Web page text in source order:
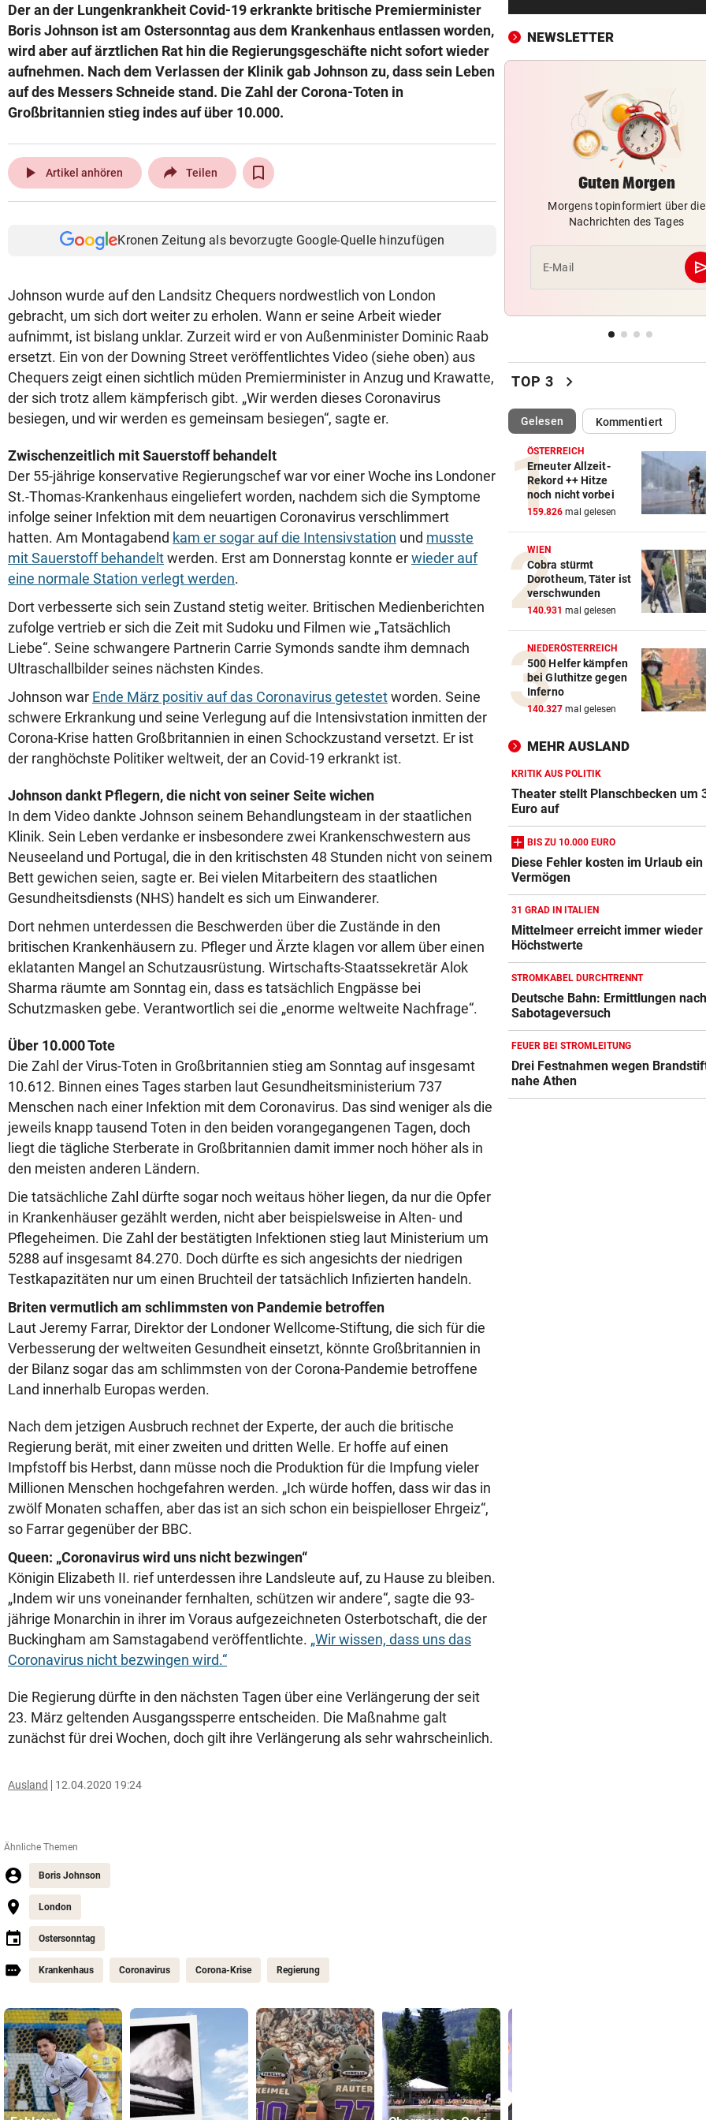
Der an der Lungenkrankheit Covid-19 erkrankte britische Premierminister
Boris Johnson ist am Ostersonntag aus dem Krankenhaus entlassen worden,
wird aber auf ärztlichen Rat hin die Regierungsgeschäfte nicht sofort wieder
aufnehmen. Nach dem Verlassen der Klinik gab Johnson zu, dass sein Leben
auf des Messers Schneide stand. Die Zahl der Corona-Toten in
Großbritannien stieg indes auf über 10.000.
play_arrow Artikel anhören Teilen
Kronen Zeitung als bevorzugte Google-Quelle hinzufügen
Johnson wurde auf den Landsitz Chequers nordwestlich von London
gebracht, um sich dort weiter zu erholen. Wann er seine Arbeit wieder
aufnimmt, ist bislang unklar. Zurzeit wird er von Außenminister Dominic Raab
ersetzt. Ein von der Downing Street veröffentlichtes Video (siehe oben) aus
Chequers zeigt einen sichtlich müden Premierminister in Anzug und Krawatte,
der sich trotz allem kämpferisch gibt. „Wir werden dieses Coronavirus
besiegen, und wir werden es gemeinsam besiegen“, sagte er.
Zwischenzeitlich mit Sauerstoff behandelt
Der 55-jährige konservative Regierungschef war vor einer Woche ins Londoner
St.-Thomas-Krankenhaus eingeliefert worden, nachdem sich die Symptome
infolge seiner Infektion mit dem neuartigen Coronavirus verschlimmert
hatten. Am Montagabend kam er sogar auf die Intensivstation und musste
mit Sauerstoff behandeltwerden. Erst am Donnerstag konnte erwieder auf
eine normale Station verlegt werden.
Dort verbesserte sich sein Zustand stetig weiter. Britischen Medienberichten
zufolge vertrieb er sich die Zeit mit Sudoku und Filmen wie „Tatsächlich
Liebe“. Seine schwangere Partnerin Carrie Symonds sandte ihm demnach
Ultraschallbilder seines nächsten Kindes.
Johnson war Ende März positiv auf das Coronavirus getestetworden. Seine
schwere Erkrankung und seine Verlegung auf die Intensivstation inmitten der
Corona-Krise hatten Großbritannien in einen Schockzustand versetzt. Er ist
der ranghöchste Politiker weltweit, der an Covid-19 erkrankt ist.
Johnson dankt Pflegern, die nicht von seiner Seite wichen
In dem Video dankte Johnson seinem Behandlungsteam in der staatlichen
Klinik. Sein Leben verdanke er insbesondere zwei Krankenschwestern aus
Neuseeland und Portugal, die in den kritischsten 48 Stunden nicht von seinem
Bett gewichen seien, sagte er. Bei vielen Mitarbeitern des staatlichen
Gesundheitsdiensts (NHS) handelt es sich um Einwanderer.
Dort nehmen unterdessen die Beschwerden über die Zustände in den
britischen Krankenhäusern zu. Pfleger und Ärzte klagen vor allem über einen
eklatanten Mangel an Schutzausrüstung. Wirtschafts-Staatssekretär Alok
Sharma räumte am Sonntag ein, dass es tatsächlich Engpässe bei
Schutzmasken gebe. Verantwortlich sei die „enorme weltweite Nachfrage“.
Über 10.000 Tote
Die Zahl der Virus-Toten in Großbritannien stieg am Sonntag auf insgesamt
10.612. Binnen eines Tages starben laut Gesundheitsministerium 737
Menschen nach einer Infektion mit dem Coronavirus. Das sind weniger als die
jeweils knapp tausend Toten in den beiden vorangegangenen Tagen, doch
liegt die tägliche Sterberate in Großbritannien damit immer noch höher als in
den meisten anderen Ländern.
Die tatsächliche Zahl dürfte sogar noch weitaus höher liegen, da nur die Opfer
in Krankenhäuser gezählt werden, nicht aber beispielsweise in Alten- und
Pflegeheimen. Die Zahl der bestätigten Infektionen stieg laut Ministerium um
5288 auf insgesamt 84.270. Doch dürfte es sich angesichts der niedrigen
Testkapazitäten nur um einen Bruchteil der tatsächlich Infizierten handeln.
Briten vermutlich am schlimmsten von Pandemie betroffen
Laut Jeremy Farrar, Direktor der Londoner Wellcome-Stiftung, die sich für die
Verbesserung der weltweiten Gesundheit einsetzt, könnte Großbritannien in
der Bilanz sogar das am schlimmsten von der Corona-Pandemie betroffene
Land innerhalb Europas werden.
Nach dem jetzigen Ausbruch rechnet der Experte, der auch die britische
Regierung berät, mit einer zweiten und dritten Welle. Er hoffe auf einen
Impfstoff bis Herbst, dann müsse noch die Produktion für die Impfung vieler
Millionen Menschen hochgefahren werden. „Ich würde hoffen, dass wir das in
zwölf Monaten schaffen, aber das ist an sich schon ein beispielloser Ehrgeiz“,
so Farrar gegenüber der BBC.
Queen: „Coronavirus wird uns nicht bezwingen“
Königin Elizabeth II. rief unterdessen ihre Landsleute auf, zu Hause zu bleiben.
„Indem wir uns voneinander fernhalten, schützen wir andere“, sagte die 93-
jährige Monarchin in ihrer im Voraus aufgezeichneten Osterbotschaft, die der
Buckingham am Samstagabend veröffentlichte. „Wir wissen, dass uns das
Coronavirus nicht bezwingen wird.“
Die Regierung dürfte in den nächsten Tagen über eine Verlängerung der seit
23. März geltenden Ausgangssperre entscheiden. Die Maßnahme galt
zunächst für drei Wochen, doch gilt ihre Verlängerung als sehr wahrscheinlich.
Ausland 12.04.2020 19:24
Ähnliche Themen
Boris Johnson
London
Ostersonntag
Krankenhaus Coronavirus Corona-Krise Regierung
Schutz vor Drohnen?
hat keinen Plan
LÄNDLE-KICKER SIEGEN vor
gegen WSG Tirol
KRITIK AUS POLITIK
Theater stellt
300.000 Euro auf
NACH WIEN AUF MYKONOS vor
Luxus am Meer! Sabalenka
gewährt private Einblicke
vor
misslicher Lage
Hochgefühle dank
eines Kult-Sponsors
LIEFERING VERLIERT
Enttäuschende Zweitliga-
Rückkehr nach Grödig
2. LIGA – 2. RUNDE vor
Fehlstart komplett! Nächste
für St. Pölten
WANDERER AUSGEFLOGEN vor
Wieder Muren nach
Dramatik im Valser Tal
IN GREENSBORO
Straka verpasst bei PGA-
den Cut vorzeitig
SCHRIEB WM-GESCHICHTE vor
Transfer-Clou
AUFREGUNG IM NETZ vor
Spider-Man im BMW-
Anwalt auf den Plan
TROTZ ENTSCHULDIGUNG vor
Sager wirkt nach: Mütter-
Aufstand gegen Kanzler
NEWSLETTER
Guten Morgen
Morgens topinformiert über die
Nachrichten des Tages
E-Mail
TOP 3 chevron_right
Gelesen(ausgewählt)Kommentiert
ÖSTERREICH
Erneuter Allzeit-
Rekord ++ Hitze
noch nicht vorbei
159.826 mal gelesen
WIEN
Cobra stürmt
Dorotheum, Täter ist
verschwunden
140.931 mal gelesen
NIEDERÖSTERREICH
500 Helfer kämpfen
bei Gluthitze gegen
Inferno
140.327 mal gelesen
MEHR AUSLAND
KRITIK AUS POLITIK
Theater stellt Planschbecken um
Euro auf
BIS ZU 10.000 EURO
Diese Fehler kosten im Urlaub ein
Vermögen
31 GRAD IN ITALIEN
Mittelmeer erreicht immer wieder
Höchstwerte
STROMKABEL DURCHTRENNT
Deutsche Bahn: Ermittlungen
Sabotageversuch
FEUER BEI STROMLEITUNG
Drei Festnahmen wegen
nahe Athen